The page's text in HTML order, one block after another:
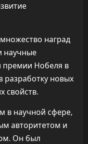
наград
научные
премии Нобеля в
разработку новых
свойств.
в научной сфере,
авторитетом и
Он был